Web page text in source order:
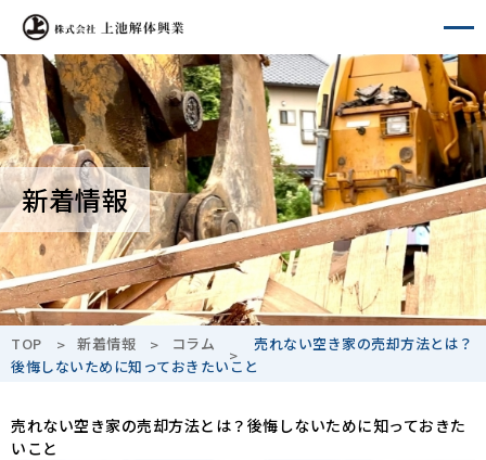
新着情報
TOP 新着情報 コラム
売れない空き家の売却方法とは？
後悔しないために知っておきたいこと
売れない空き家の売却方法とは？後悔しないために知っておきた
いこと
A- A+